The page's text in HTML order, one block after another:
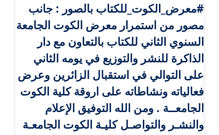
#معرض_الكوت_للكتاب بالصور : جانب
مصور من استمرار معرض الكوت الجامعة
السنوي الثاني للكتاب بالتعاون مع دار
الذاكرة للنشر والتوزيع في يومه الثاني
على التوالي في استقبال الزائرين وعرض
فعالياته ونشاطاته على اروقة كلية الكوت
الجامعــة . ومن الله التوفيق الإعلام
والنشـر والتواصـل كليـة الكوت الجامعـة